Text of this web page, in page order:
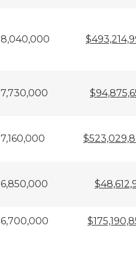
8,040,000
7,730,000
7,160,000
6,850,000
6,700,000